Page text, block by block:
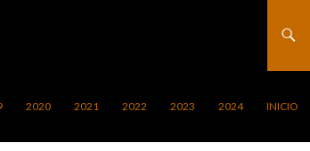
2020 2021 2022 2023 2024 INICIO